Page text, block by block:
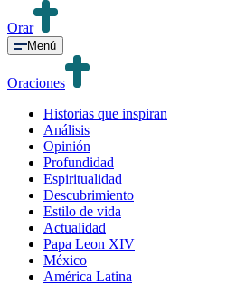
Orar
Menú
Oraciones
Historias que inspiran
Análisis
Opinión
Profundidad
Espiritualidad
Descubrimiento
Estilo de vida
Actualidad
Papa Leon XIV
México
América Latina